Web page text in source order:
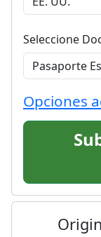
Seleccione
Opciones